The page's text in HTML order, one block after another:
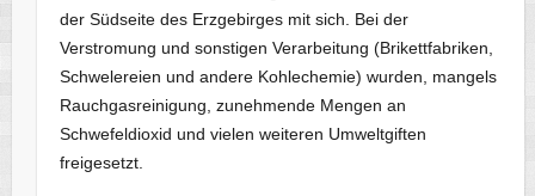
der Südseite des Erzgebirges mit sich. Bei der
Verstromung und sonstigen Verarbeitung (Brikettfabriken,
Schwelereien und andere Kohlechemie) wurden, mangels
Rauchgasreinigung, zunehmende Mengen an
Schwefeldioxid und vielen weiteren Umweltgiften
freigesetzt.